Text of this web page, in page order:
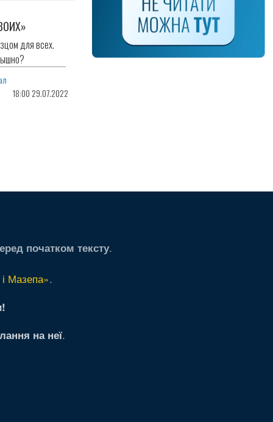
для всех.
18:00 29.07.2022
Не
початком тексту.
Мазепа».
на неї.